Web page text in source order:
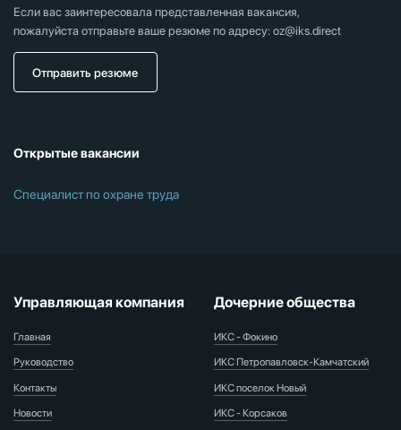
Если вас заинтересовала представленная вакансия,
пожалуйста отправьте ваше резюме по адресу: oz@iks.direct
Отправить резюме
Открытые вакансии
Специалист по охране труда
Управляющая компания
Главная
Руководство
Контакты
Новости
Дочерние общества
ИКС - Фокино
ИКС Петропавловск-Камчатский
ИКС поселок Новый
ИКС - Корсаков